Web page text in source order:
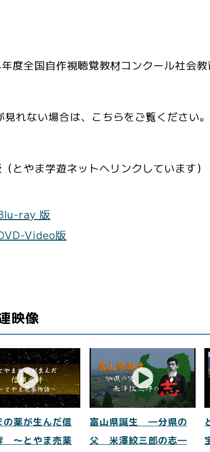
度全国自作視聴覚教材コンクール社会
見れない場合は、こちらをご覧ください。
とやま学遊ネットへリンクしています）
ray 版
Video版
映像
の薬が生んだ信
～とやま売薬
富山県誕生 ―分県の
父 米澤紋三郎の志―